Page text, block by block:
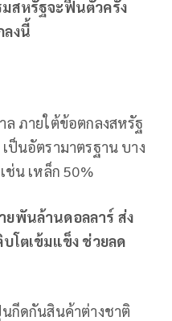
สหรัฐจะฟื้นตัวครั้ง
งนี้
ภายใต้ข้อตกลงสหรัฐ
ป็นอัตรามาตรฐาน บาง
ช่น เหล็ก 50%
ยพันล้านดอลลาร์ ส่ง
โตเข้มแข็ง ช่วยลด
กีดกันสินค้าต่างชาติ